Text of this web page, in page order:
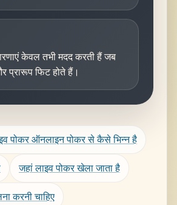
केवल तभी मदद करती हैं जब
फिट होते हैं।
पोकर ऑनलाइन पोकर से कैसे भिन्न है
जहां लाइव पोकर खेला जाता है
करनी चाहिए